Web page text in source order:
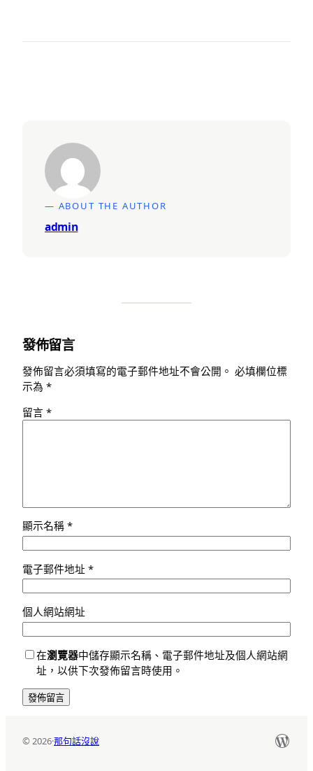
— ABOUT THE AUTHOR
admin
發佈留言
發佈留言必須填寫的電子郵件地址不會公開。 必填欄位標
示為 *
留言 *
顯示名稱 *
電子郵件地址 *
個人網站網址
在瀏覽器中儲存顯示名稱、電子郵件地址及個人網站網
址，以供下次發佈留言時使用。
© 2026·那句話沒說